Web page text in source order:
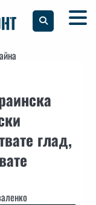
глад,